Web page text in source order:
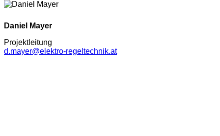
Daniel Mayer
Projektleitung
d.mayer@elektro-regeltechnik.at